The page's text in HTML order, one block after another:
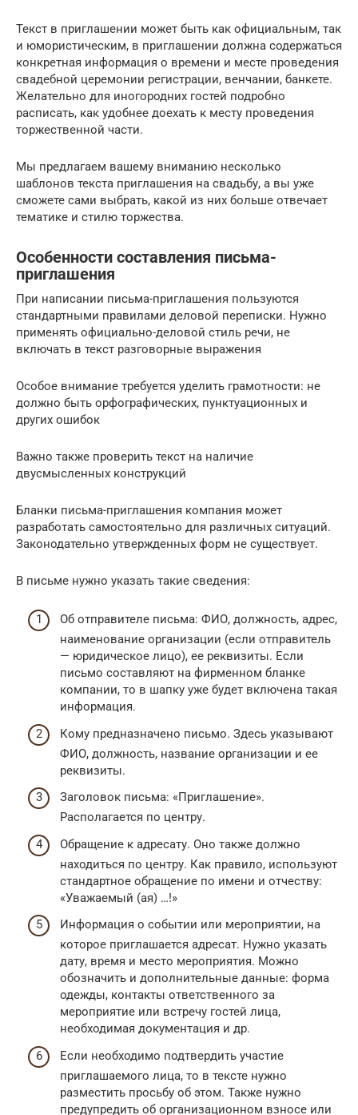
Текст в приглашении может быть как официальным, так
и юмористическим, в приглашении должна содержаться
конкретная информация о времени и месте проведения
свадебной церемонии регистрации, венчании, банкете.
Желательно для иногородних гостей подробно
расписать, как удобнее доехать к месту проведения
торжественной части.
Мы предлагаем вашему вниманию несколько
шаблонов текста приглашения на свадьбу, а вы уже
сможете сами выбрать, какой из них больше отвечает
тематике и стилю торжества.
Особенности составления письма-
приглашения
При написании письма-приглашения пользуются
стандартными правилами деловой переписки. Нужно
применять официально-деловой стиль речи, не
включать в текст разговорные выражения
Особое внимание требуется уделить грамотности: не
должно быть орфографических, пунктуационных и
других ошибок
Важно также проверить текст на наличие
двусмысленных конструкций
Бланки письма-приглашения компания может
разработать самостоятельно для различных ситуаций.
Законодательно утвержденных форм не существует.
В письме нужно указать такие сведения:
Об отправителе письма: ФИО, должность, адрес,
наименование организации (если отправитель
— юридическое лицо), ее реквизиты. Если
письмо составляют на фирменном бланке
компании, то в шапку уже будет включена такая
информация.
Кому предназначено письмо. Здесь указывают
ФИО, должность, название организации и ее
реквизиты.
Заголовок письма: «Приглашение».
Располагается по центру.
Обращение к адресату. Оно также должно
находиться по центру. Как правило, используют
стандартное обращение по имени и отчеству:
«Уважаемый (ая) …!»
Информация о событии или мероприятии, на
которое приглашается адресат. Нужно указать
дату, время и место мероприятия. Можно
обозначить и дополнительные данные: форма
одежды, контакты ответственного за
мероприятие или встречу гостей лица,
необходимая документация и др.
Если необходимо подтвердить участие
приглашаемого лица, то в тексте нужно
разместить просьбу об этом. Также нужно
предупредить об организационном взносе или